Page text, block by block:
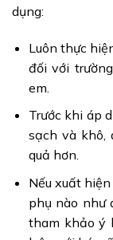
dụng:
Luôn thực
đối với
em.
Trước khi áp
sạch và khô,
quả hơn.
Nếu xuất
phụ nào như
tham khảo ý